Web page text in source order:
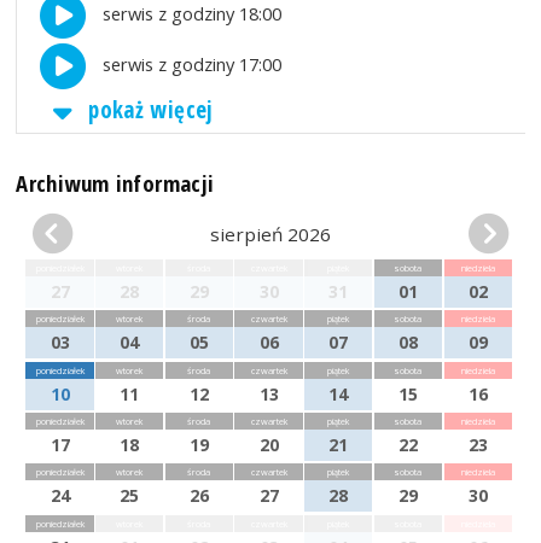
serwis z godziny 18:00
serwis z godziny 17:00
pokaż więcej
Archiwum informacji
sierpień 2026
27 28 29 30 31
sobota
01
niedziela
02
poniedziałek
03
wtorek
04
środa
05
czwartek
06
piątek
07
sobota
08
niedziela
09
poniedziałek
10
wtorek
11
środa
12
czwartek
13
piątek
14
sobota
15
niedziela
16
poniedziałek
17
wtorek
18
środa
19
czwartek
20
piątek
21
sobota
22
niedziela
23
poniedziałek
24
wtorek
25
środa
26
czwartek
27
piątek
28
sobota
29
niedziela
30
poniedziałek